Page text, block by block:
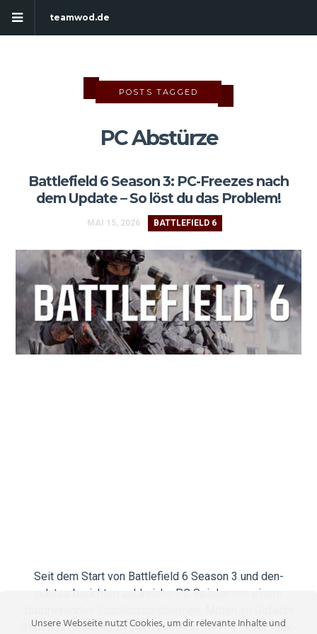
teamwod.de
POSTS TAGGED
PC Abstürze
Battlefield 6 Season 3: PC-Freezes nach
dem Update – So löst du das Problem!
MAI 15, 2026 BATTLEFIELD 6
Seit dem Start von Battlefield 6 Season 3 und den-
pdates berichten zahlreiche PC Spieler von einem
friert das gesamte System ein. Kein “Alt+F4”, kein Task-
Unsere Webseite nutzt Cookies, um dir relevante Inhalte und